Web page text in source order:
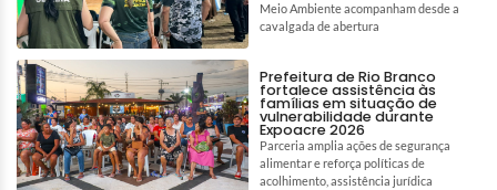
Meio Ambiente acompanham desde a
cavalgada de abertura
Prefeitura de Rio Branco
fortalece assistência às
famílias em situação de
vulnerabilidade durante
Expoacre 2026
Parceria amplia ações de segurança
alimentar e reforça políticas de
acolhimento, assistência jurídica